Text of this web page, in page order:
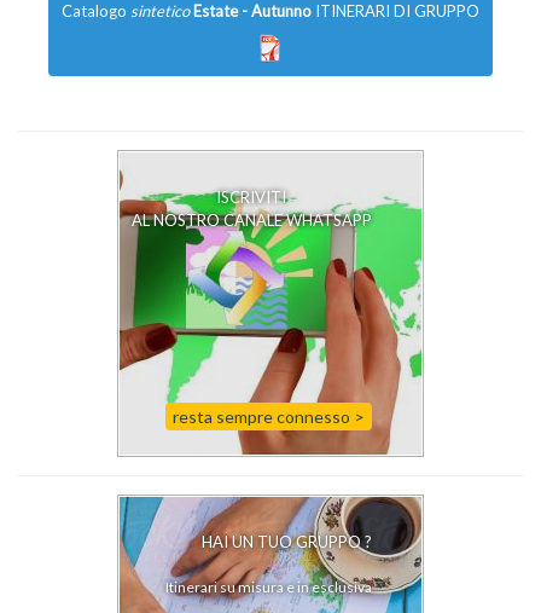
Catalogo sintetico Estate - Autunno ITINERARI DI GRUPPO
ISCRIVITI
AL NOSTRO CANALE WHATSAPP
resta sempre connesso >
HAI UN TUO GRUPPO ?
Itinerari su misura e in esclusiva